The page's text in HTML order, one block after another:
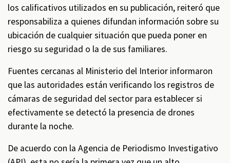
los calificativos utilizados en su publicación, reiteró que
responsabiliza a quienes difundan información sobre su
ubicación de cualquier situación que pueda poner en
riesgo su seguridad o la de sus familiares.
Fuentes cercanas al Ministerio del Interior informaron
que las autoridades están verificando los registros de
cámaras de seguridad del sector para establecer si
efectivamente se detectó la presencia de drones
durante la noche.
De acuerdo con la Agencia de Periodismo Investigativo